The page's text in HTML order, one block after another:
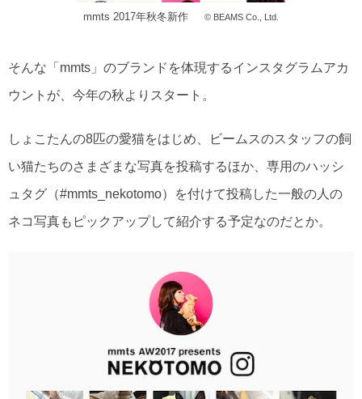
mmts 2017年秋冬新作 © BEAMS Co., Ltd.
そんな「mmts」のブランドを体現するインスタグラムアカ
ウントが、今年の秋よりスタート。
しょこたんの8匹の愛猫をはじめ、ビームスのスタッフの飼
い猫たちのさまざまな写真を投稿するほか、専用のハッシ
ュタグ（#mmts_nekotomo）を付けて投稿した一般の人の
ネコ写真もピックアップして紹介する予定なのだとか。